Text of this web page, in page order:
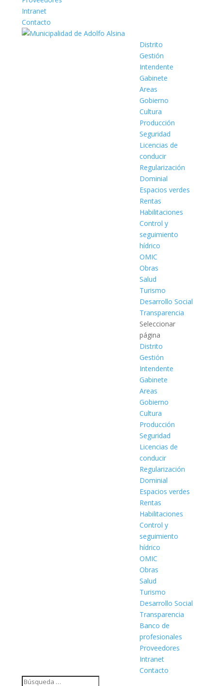
Intranet
Contacto
Distrito
Gestión
Intendente
Gabinete
Areas
Gobierno
Cultura
Producción
Seguridad
Licencias de
conducir
Regularización
Dominial
Espacios verdes
Rentas
Habilitaciones
Control y
seguimiento
hídrico
OMIC
Obras
Salud
Turismo
Desarrollo Social
Transparencia
Seleccionar
página
Distrito
Gestión
Intendente
Gabinete
Areas
Gobierno
Cultura
Producción
Seguridad
Licencias de
conducir
Regularización
Dominial
Espacios verdes
Rentas
Habilitaciones
Control y
seguimiento
hídrico
OMIC
Obras
Salud
Turismo
Desarrollo Social
Transparencia
Banco de
profesionales
Proveedores
Intranet
Contacto